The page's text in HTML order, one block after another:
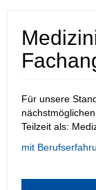
Für unsere
Teilzeit als:
mit